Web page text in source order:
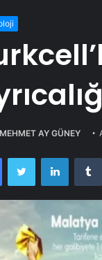
MEHMET AY GÜNEY
FacebookTwitter LinkedIn